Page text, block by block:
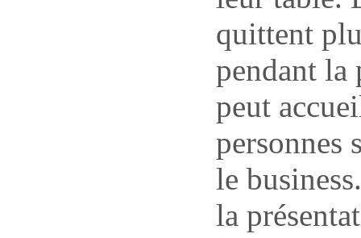
quittent
pendant la
peut
personnes
le
la